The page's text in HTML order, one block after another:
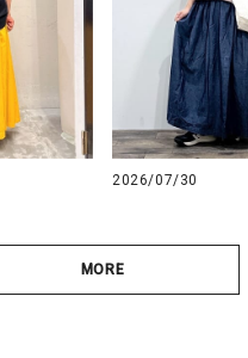
2026/07/30
MORE